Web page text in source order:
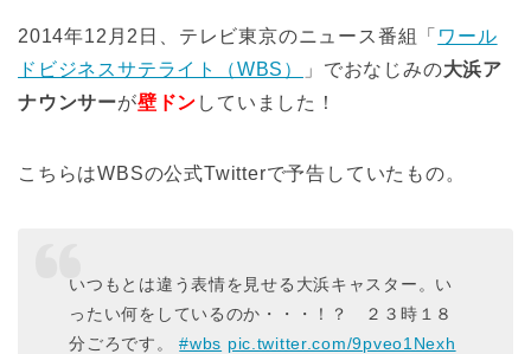
2014年12月2日、テレビ東京のニュース番組「 ワール
ドビジネスサテライト（WBS）
」でおなじみの大浜ア
ナウンサーが壁ドン していました！
こちらはWBSの公式Twitterで予告していたもの。
いつもとは違う表情を見せる大浜キャスター。い
ったい何をしているのか・・・！？ ２３時１８
分ごろです。#wbs pic.twitter.com/9pveo1Nexh